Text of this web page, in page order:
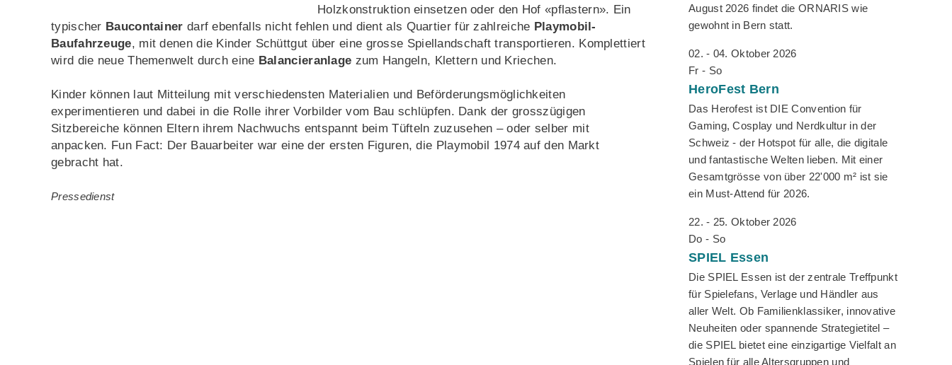
Holzkonstruktion einsetzen oder den Hof «pflastern». Ein
typischer Baucontainer darf ebenfalls nicht fehlen und dient als Quartier für zahlreiche Playmobil-
Baufahrzeuge, mit denen die Kinder Schüttgut über eine grosse Spiellandschaft transportieren. Komplettiert
wird die neue Themenwelt durch eine Balancieranlage zum Hangeln, Klettern und Kriechen.
Kinder können laut Mitteilung mit verschiedensten Materialien und Beförderungsmöglichkeiten
experimentieren und dabei in die Rolle ihrer Vorbilder vom Bau schlüpfen. Dank der grosszügigen
Sitzbereiche können Eltern ihrem Nachwuchs entspannt beim Tüfteln zuzusehen – oder selber mit
anpacken. Fun Fact: Der Bauarbeiter war eine der ersten Figuren, die Playmobil 1974 auf den Markt
gebracht hat.
Pressedienst
August 2026 findet die ORNARIS wie
gewohnt in Bern statt.
02. - 04. Oktober 2026
Fr - So
HeroFest Bern
Das Herofest ist DIE Convention für
Gaming, Cosplay und Nerdkultur in der
Schweiz - der Hotspot für alle, die digitale
und fantastische Welten lieben. Mit einer
Gesamtgrösse von über 22'000 m² ist sie
ein Must-Attend für 2026.
22. - 25. Oktober 2026
Do - So
SPIEL Essen
Die SPIEL Essen ist der zentrale Treffpunkt
für Spielefans, Verlage und Händler aus
aller Welt. Ob Familienklassiker, innovative
Neuheiten oder spannende Strategietitel –
die SPIEL bietet eine einzigartige Vielfalt an
Spielen für alle Altersgruppen und